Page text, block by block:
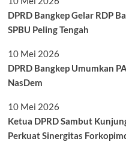
DPRD Bangkep Gelar RDP
SPBU Peling Tengah
10 Mei 2026
DPRD Bangkep Umumkan
NasDem
10 Mei 2026
Ketua DPRD Sambut
Perkuat Sinergitas